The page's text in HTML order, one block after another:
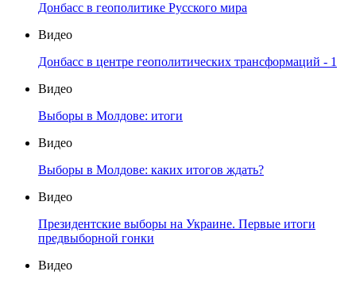
Донбасс в геополитике Русского мира
Видео
Донбасс в центре геополитических трансформаций - 1
Видео
Выборы в Молдове: итоги
Видео
Выборы в Молдове: каких итогов ждать?
Видео
Президентские выборы на Украине. Первые итоги
предвыборной гонки
Видео